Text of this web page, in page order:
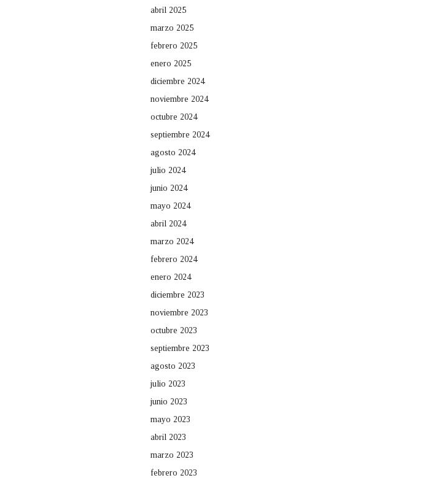
abril 2025
marzo 2025
febrero 2025
enero 2025
diciembre 2024
noviembre 2024
octubre 2024
septiembre 2024
agosto 2024
julio 2024
junio 2024
mayo 2024
abril 2024
marzo 2024
febrero 2024
enero 2024
diciembre 2023
noviembre 2023
octubre 2023
septiembre 2023
agosto 2023
julio 2023
junio 2023
mayo 2023
abril 2023
marzo 2023
febrero 2023